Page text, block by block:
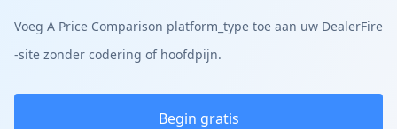
Voeg A Price Comparison platform_type toe aan uw DealerFire
-site zonder codering of hoofdpijn.
Begin gratis